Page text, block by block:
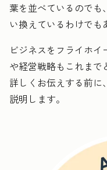
葉を並べているので
い換えているわけでも
ビジネスをフライホ
や経営戦略もこれまで
詳しくお伝えする前に
説明します。